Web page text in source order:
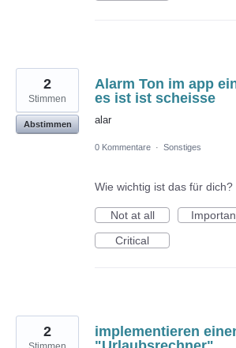
Alarm Ton im app
es ist ist scheisse
alar
2
Stimmen
Abstimmen
0 Kommentare · Sonstiges
Wie wichtig ist das für dich?
Not at all
Critical
implementieren
2